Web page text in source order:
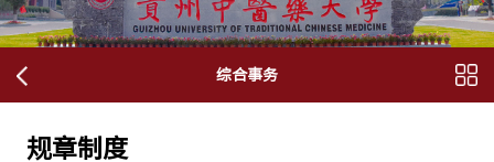
综合事务
规章制度